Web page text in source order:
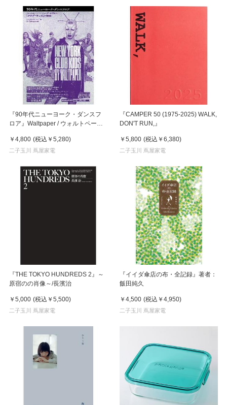
『90年代ニューヨーク・ダンスフ
ロア』Waltpaper / ウォルトペーパ
￥4,800 (税込 ￥5,280)
二子玉川 蔦屋家電
『CAMPER 50 (1975-2025) WALK,
DON'T RUN,』
￥5,800 (税込 ￥6,380)
二子玉川 蔦屋家電
『THE TOKYO HUNDREDS 2』～
原宿のの肖像～/長濱治
￥5,000 (税込 ￥5,500)
二子玉川 蔦屋家電
『イイダ傘店の布・全記録』著者：
飯田純久
￥4,500 (税込 ￥4,950)
二子玉川 蔦屋家電